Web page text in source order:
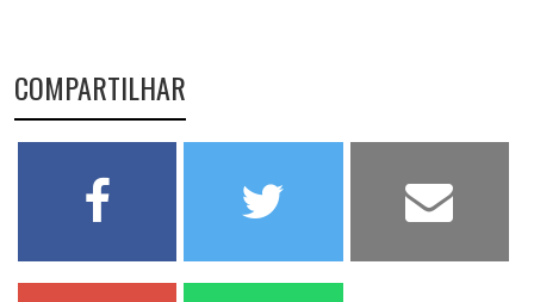
COMPARTILHAR